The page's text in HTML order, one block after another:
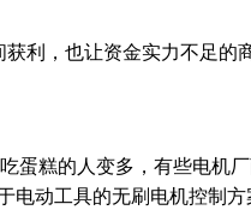
，也让资金实力不足的商
糕的人变多，有些电机
电动工具的无刷电机控制